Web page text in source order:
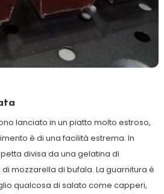
lanciato in un piatto molto estroso,
è di una facilità estrema. In
divisa da una gelatina di
mozzarella di bufala. La guarnitura è
qualcosa di salato come capperi,